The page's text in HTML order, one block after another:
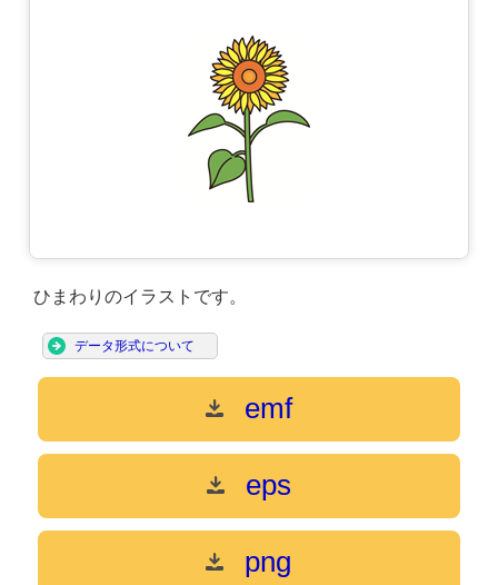
ひまわりのイラストです。
データ形式について
emf
eps
png